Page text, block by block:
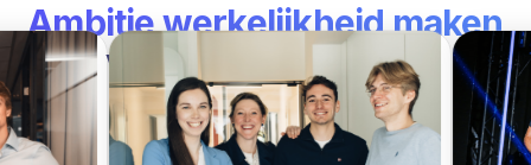
Ambitie werkelijkheid maken
voor elke startende
ondernemer